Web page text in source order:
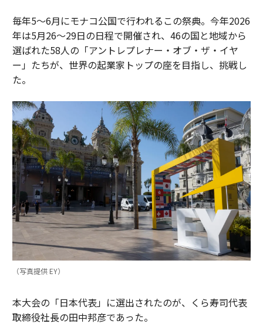
毎年5〜6月にモナコ公国で行われるこの祭典。今年2026
年は5月26〜29日の日程で開催され、46の国と地域から
選ばれた58人の「アントレプレナー・オブ・ザ・イヤ
ー」たちが、世界の起業家トップの座を目指し、挑戦し
た。
（写真提供 EY）
本大会の「日本代表」に選出されたのが、くら寿司代表
取締役社長の田中邦彦であった。